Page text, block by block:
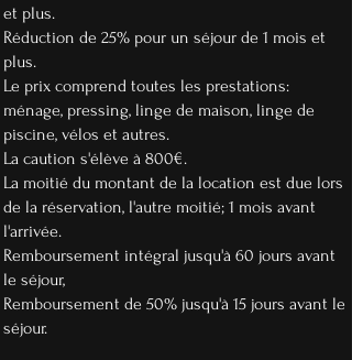
et plus.
Réduction de 25% pour un séjour de 1 mois et
plus.
Le prix comprend toutes les prestations:
ménage, pressing, linge de maison, linge de
piscine, vélos et autres.
La caution s'élève à 800€.
La moitié du montant de la location est due lors
de la réservation, l'autre moitié; 1 mois avant
l'arrivée.
Remboursement intégral jusqu'à 60 jours avant
le séjour,
Remboursement de 50% jusqu'à 15 jours avant le
séjour.